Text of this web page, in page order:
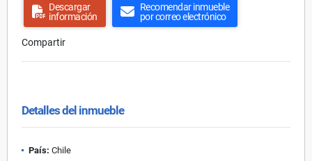
Descargar
información
Recomendar inmueble
por correo electrónico
Compartir
Detalles del inmueble
País: Chile